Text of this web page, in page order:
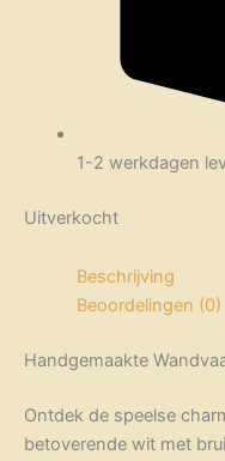
1-2 werkdagen
Uitverkocht
Beschrijving
Beoordelingen (0)
Handgemaakte
Ontdek de speelse
betoverende wit met